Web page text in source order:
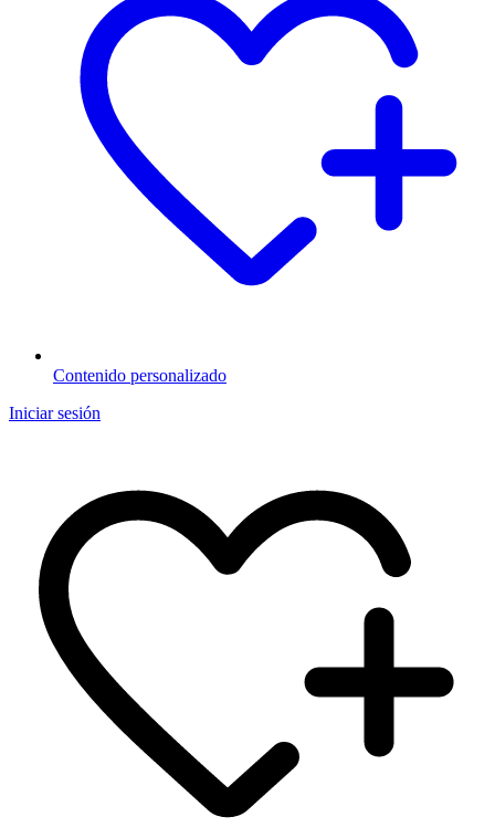
Contenido personalizado
Iniciar sesión